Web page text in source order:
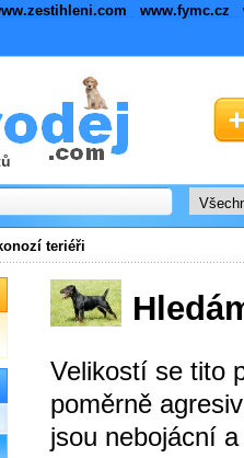
www.fymc.cz
teriéři
Velikostí se tito
poměrně
jsou nebojácní